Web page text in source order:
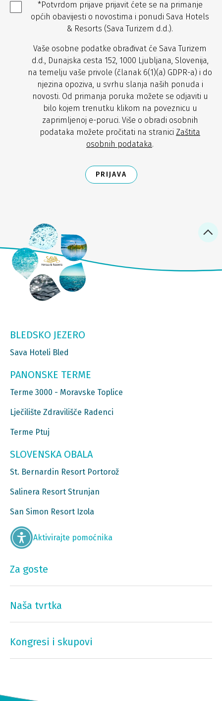
*Potvrdom prijave prijavit ćete se na primanje
općih obavijesti o novostima i ponudi Sava Hotels
& Resorts (Sava Turizem d.d.).
Vaše osobne podatke obrađivat će Sava Turizem
d.d., Dunajska cesta 152, 1000 Ljubljana, Slovenija,
na temelju vaše privole (članak 6(1)(a) GDPR-a) i do
njezina opoziva, u svrhu slanja naših ponuda i
novosti. Od primanja poruka možete se odjaviti u
bilo kojem trenutku klikom na poveznicu u
zaprimljenoj e-poruci. Više o obradi osobnih
podataka možete pročitati na stranici Zaštita
osobnih podataka.
PRIJAVA
BLEDSKO JEZERO
Sava Hoteli Bled
PANONSKE TERME
Terme 3000 - Moravske Toplice
Lječilište Zdravilišče Radenci
Terme Ptuj
SLOVENSKA OBALA
St. Bernardin Resort Portorož
Salinera Resort Strunjan
San Simon Resort Izola
Aktivirajte pomoćnika
Za goste
Naša tvrtka
Kongresi i skupovi